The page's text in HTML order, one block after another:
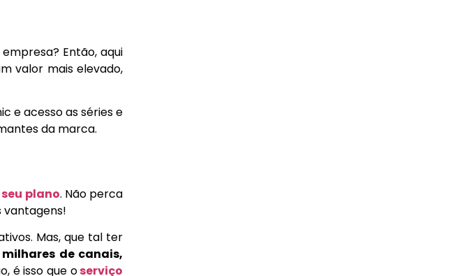
Então, aqui
valor mais elevado,
e acesso as séries e
da marca.
plano. Não perca
vantagens!
Mas, que tal ter
de canais,
é isso que oserviço